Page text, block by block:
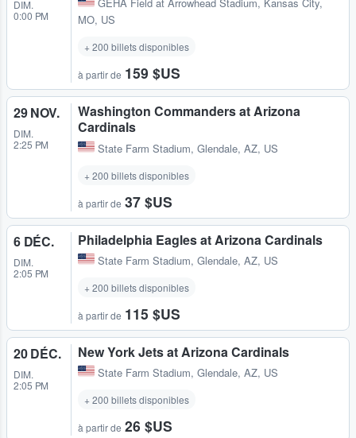
DIM.
0:00 PM
GEHA Field at Arrowhead Stadium, Kansas City,
MO, US
+ 200 billets disponibles
à partir de 159 $US
29 NOV.
DIM.
2:25 PM
Washington Commanders at Arizona
Cardinals
State Farm Stadium, Glendale, AZ, US
+ 200 billets disponibles
à partir de 37 $US
6 DÉC.
DIM.
2:05 PM
Philadelphia Eagles at Arizona Cardinals
State Farm Stadium, Glendale, AZ, US
+ 200 billets disponibles
à partir de 115 $US
20 DÉC.
DIM.
2:05 PM
New York Jets at Arizona Cardinals
State Farm Stadium, Glendale, AZ, US
+ 200 billets disponibles
à partir de 26 $US